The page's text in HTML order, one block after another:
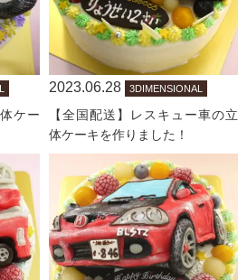
ケー
2023.06.28 3DIMENSIONAL
【全国配送】レスキュー車の立
体ケーキを作りました！